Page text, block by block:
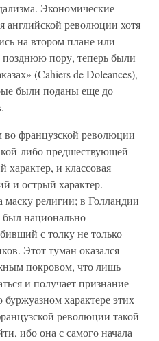
Экономические
английской революции хотя
на втором плане или
позднюю пору, теперь были
(Cahiers de Doleances),
были поданы еще до
французской революции
либо предшествующей
и классовая
и острый характер.
религии; в Голландии
национально-
с толку не только
Этот туман оказался
покровом, что лишь
и получает признание
буржуазном характере этих
революции такой
ибо она с самого начала